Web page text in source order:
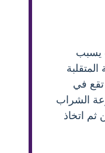
يسبب
في
الشراب
اتخاذ